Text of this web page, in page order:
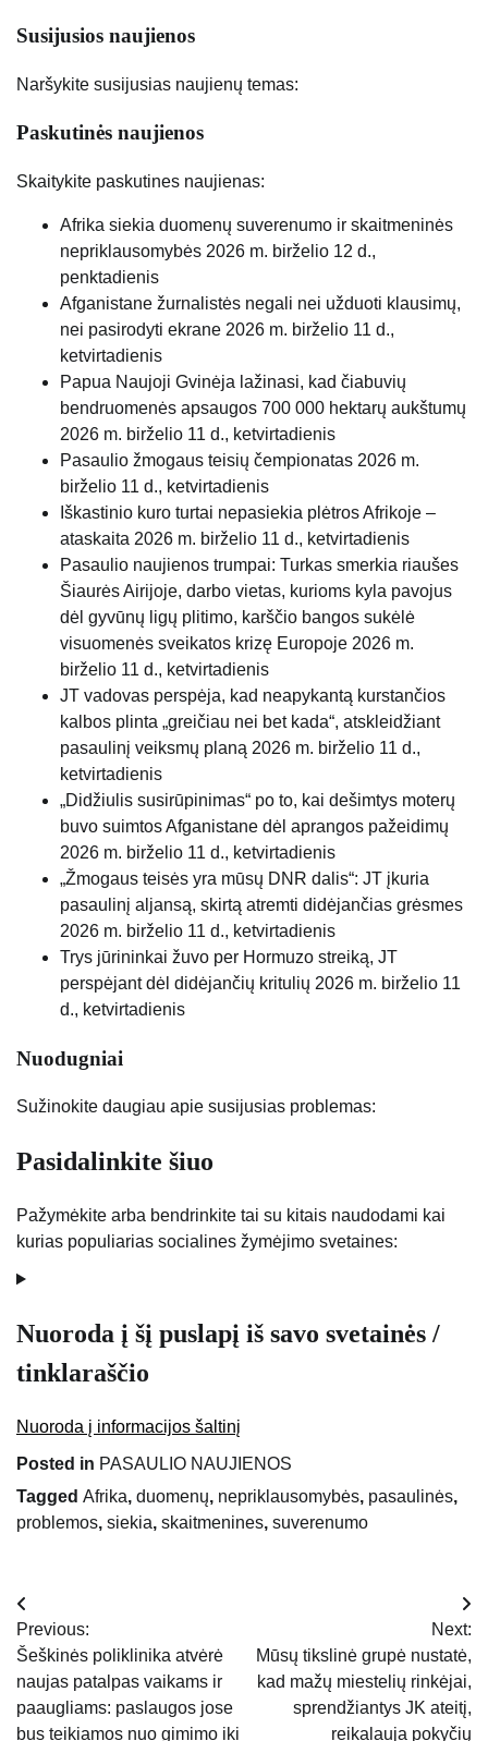
Susijusios naujienos
Naršykite susijusias naujienų temas:
Paskutinės naujienos
Skaitykite paskutines naujienas:
Afrika siekia duomenų suverenumo ir skaitmeninės
nepriklausomybės 2026 m. birželio 12 d.,
penktadienis
Afganistane žurnalistės negali nei užduoti klausimų,
nei pasirodyti ekrane 2026 m. birželio 11 d.,
ketvirtadienis
Papua Naujoji Gvinėja lažinasi, kad čiabuvių
bendruomenės apsaugos 700 000 hektarų aukštumų
2026 m. birželio 11 d., ketvirtadienis
Pasaulio žmogaus teisių čempionatas 2026 m.
birželio 11 d., ketvirtadienis
Iškastinio kuro turtai nepasiekia plėtros Afrikoje –
ataskaita 2026 m. birželio 11 d., ketvirtadienis
Pasaulio naujienos trumpai: Turkas smerkia riaušes
Šiaurės Airijoje, darbo vietas, kurioms kyla pavojus
dėl gyvūnų ligų plitimo, karščio bangos sukėlė
visuomenės sveikatos krizę Europoje 2026 m.
birželio 11 d., ketvirtadienis
JT vadovas perspėja, kad neapykantą kurstančios
kalbos plinta „greičiau nei bet kada“, atskleidžiant
pasaulinį veiksmų planą 2026 m. birželio 11 d.,
ketvirtadienis
„Didžiulis susirūpinimas“ po to, kai dešimtys moterų
buvo suimtos Afganistane dėl aprangos pažeidimų
2026 m. birželio 11 d., ketvirtadienis
„Žmogaus teisės yra mūsų DNR dalis“: JT įkuria
pasaulinį aljansą, skirtą atremti didėjančias grėsmes
2026 m. birželio 11 d., ketvirtadienis
Trys jūrininkai žuvo per Hormuzo streiką, JT
perspėjant dėl ​​didėjančių kritulių 2026 m. birželio 11
d., ketvirtadienis
Nuodugniai
Sužinokite daugiau apie susijusias problemas:
Pasidalinkite šiuo
Pažymėkite arba bendrinkite tai su kitais naudodami kai
kurias populiarias socialines žymėjimo svetaines:
Nuoroda į šį puslapį iš savo svetainės /
tinklaraščio
Nuoroda į informacijos šaltinį
Posted in PASAULIO NAUJIENOS
Tagged Afrika, duomenų, nepriklausomybės, pasaulinės,
problemos, siekia, skaitmenines, suverenumo
Navigacija
tarp
įrašų
Previous:
Šeškinės poliklinika atvėrė
naujas patalpas vaikams ir
paaugliams: paslaugos jose
bus teikiamos nuo gimimo iki
Next:
Mūsų tikslinė grupė nustatė,
kad mažų miestelių rinkėjai,
sprendžiantys JK ateitį,
reikalauja pokyčių